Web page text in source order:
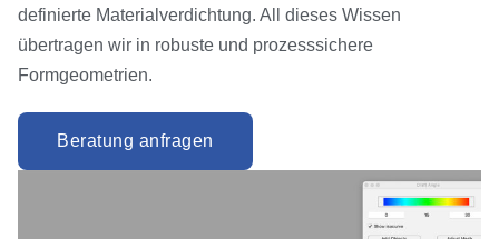
definierte Materialverdichtung. All dieses Wissen
übertragen wir in robuste und prozesssichere
Formgeometrien.
Beratung anfragen